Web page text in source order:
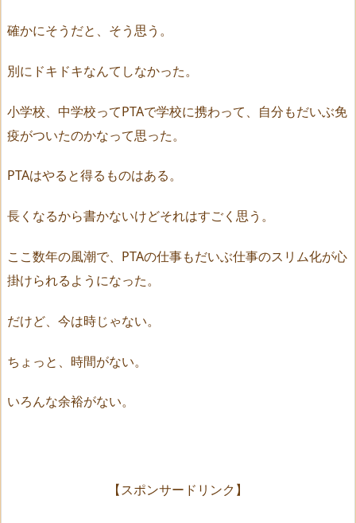
確かにそうだと、そう思う。
別にドキドキなんてしなかった。
小学校、中学校ってPTAで学校に携わって、自分もだいぶ免
疫がついたのかなって思った。
PTAはやると得るものはある。
長くなるから書かないけどそれはすごく思う。
ここ数年の風潮で、PTAの仕事もだいぶ仕事のスリム化が心
掛けられるようになった。
だけど、今は時じゃない。
ちょっと、時間がない。
いろんな余裕がない。
【スポンサードリンク】